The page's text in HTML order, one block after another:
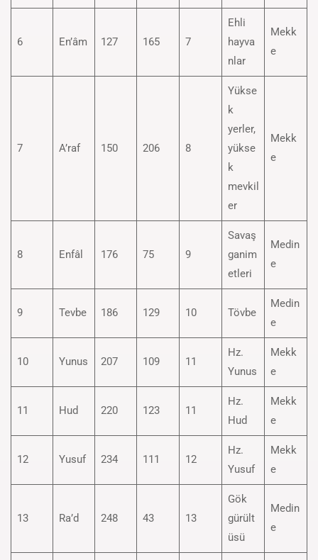
6 En’âm 127 165 7
Ehli
hayva
nlar
Mekk
e
7 A’raf 150 206 8
Yükse
k
yerler,
yükse
k
mevkil
er
Mekk
e
8 Enfâl 176 75 9
Savaş
ganim
etleri
Medin
e
9 Tevbe 186 129 10 Tövbe
Medin
e
10 Yunus 207 109 11
Hz.
Yunus
Mekk
e
11 Hud 220 123 11
Hz.
Hud
Mekk
e
12 Yusuf 234 111 12
Hz.
Yusuf
Mekk
e
13 Ra’d 248 43 13
Gök
gürült
üsü
Medin
e